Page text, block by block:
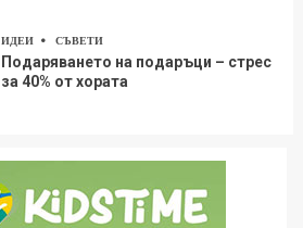
ИДЕИ СЪВЕТИ
Подаряването на подаръци – стрес
за 40% от хората